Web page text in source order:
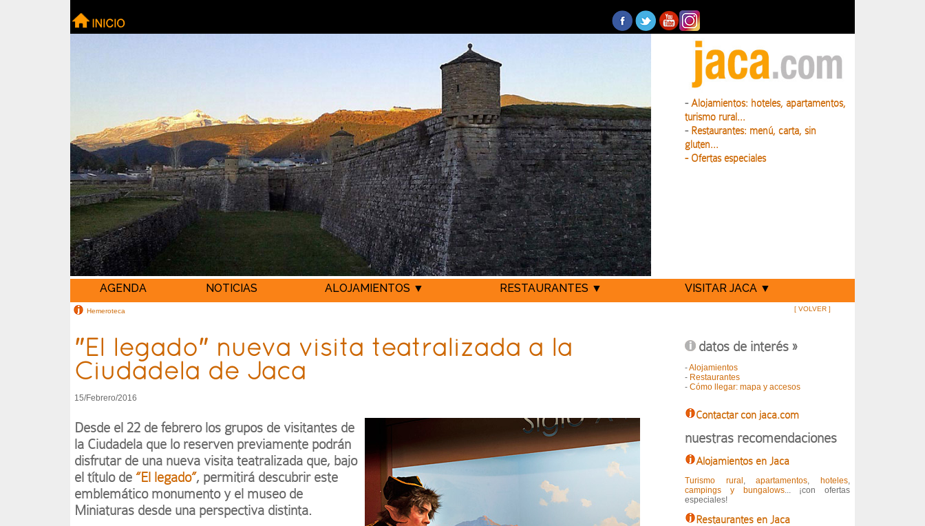
- Alojamientos: hoteles, apartamentos,
turismo rural...
- Restaurantes: menú, carta, sin
gluten...
- Ofertas especiales
AGENDA NOTICIAS ALOJAMIENTOS ▼ RESTAURANTES ▼ VISITAR JACA ▼
[ VOLVER ]
Hemeroteca
"El legado" nueva visita teatralizada a la
Ciudadela de Jaca
15/Febrero/2016
Desde el 22 de febrero los grupos de visitantes de
la Ciudadela que lo reserven previamente podrán
disfrutar de una nueva visita teatralizada que, bajo
el título de “El legado”, permitirá descubrir este
emblemático monumento y el museo de
Miniaturas desde una perspectiva distinta.
datos de interés »
-Alojamientos
- Restaurantes
-Cómo llegar: mapa y accesos
Contactar con jaca.com
nuestras recomendaciones
Alojamientos en Jaca
Turismo rural ,apartamentos hoteles,
campings y bungalows... ¡con ofertas
especiales!
Restaurantes en Jaca